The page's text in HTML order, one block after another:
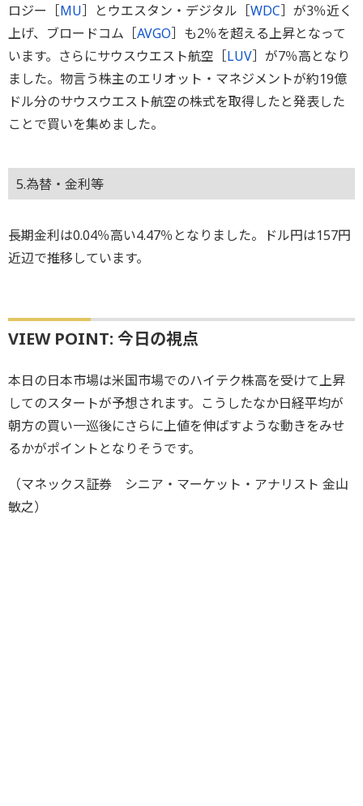
ロジー［MU］とウエスタン・デジタル［WDC］が3％近く
上げ、ブロードコム［AVGO］も2％を超える上昇となって
います。さらにサウスウエスト航空［LUV］が7％高となり
ました。物言う株主のエリオット・マネジメントが約19億
ドル分のサウスウエスト航空の株式を取得したと発表した
ことで買いを集めました。
5.為替・金利等
長期金利は0.04％高い4.47％となりました。ドル円は157円
近辺で推移しています。
VIEW POINT: 今日の視点
本日の日本市場は米国市場でのハイテク株高を受けて上昇
してのスタートが予想されます。こうしたなか日経平均が
朝方の買い一巡後にさらに上値を伸ばすような動きをみせ
るかがポイントとなりそうです。
（マネックス証券 シニア・マーケット・アナリスト 金山
敏之）